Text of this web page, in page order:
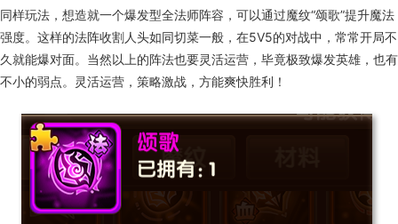
同样玩法，想造就一个爆发型全法师阵容，可以通过魔纹“颂歌”提升魔法
强度。这样的法阵收割人头如同切菜一般，在5V5的对战中，常常开局不
久就能爆对面。当然以上的阵法也要灵活运营，毕竟极致爆发英雄，也有
不小的弱点。灵活运营，策略激战，方能爽快胜利！